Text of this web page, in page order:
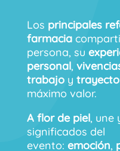
Los principales
farmacia
persona, su
personal,
trabajo y
máximo valor.
A flor de piel, une
significados del
evento: emoción,